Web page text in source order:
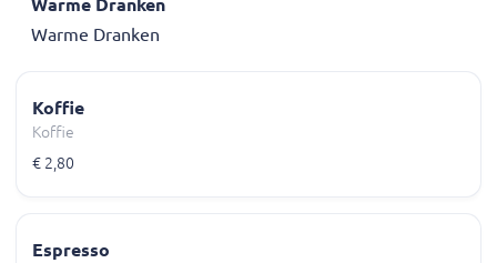
Warme Dranken
Warme Dranken
Koffie
Koffie
€ 2,80
Espresso